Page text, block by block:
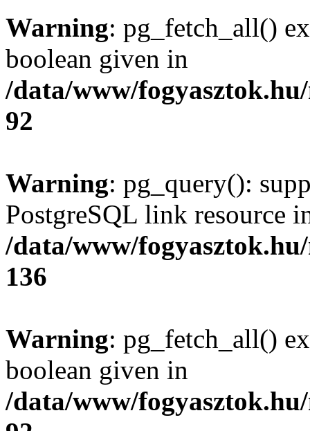
Warning: pg_fetch_all()
boolean given in
/data/www/
92
Warning: pg_query():
PostgreSQL link resource
/data/www/
136
Warning: pg_fetch_all()
boolean given in
/data/www/